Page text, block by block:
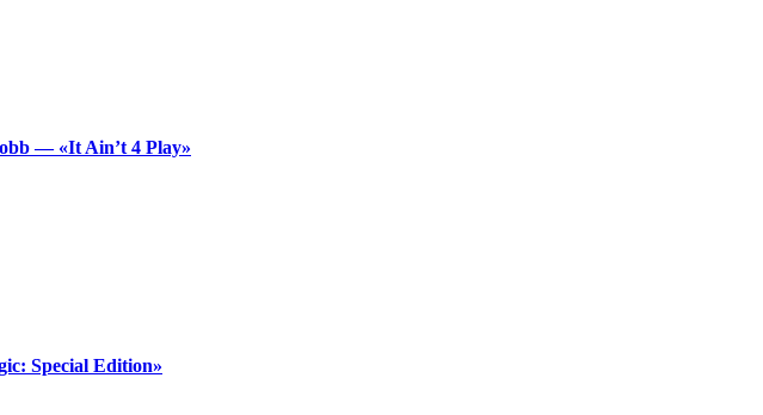
— «It Ain’t 4 Play»
Special Edition»